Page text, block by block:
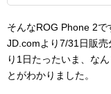
そんなROG Phone 2で
JD.comより7/31日販売
り1日たったいま、な
とがわかりました。